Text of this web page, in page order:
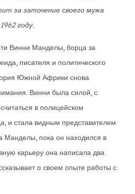
за заточение своего мужа
году.
Винни Манделы, борца за
писателя и политического
Южной Африки снова
Винни была силой, с
в полицейском
и стала видным представителем
Манделы, пока он находился в
карьеру она написала два
о своем опыте работы с